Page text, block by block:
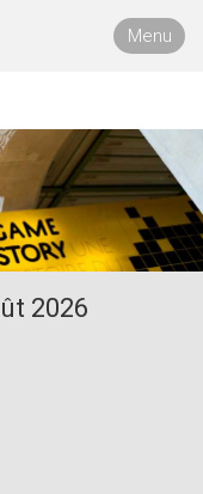
Menu
2026